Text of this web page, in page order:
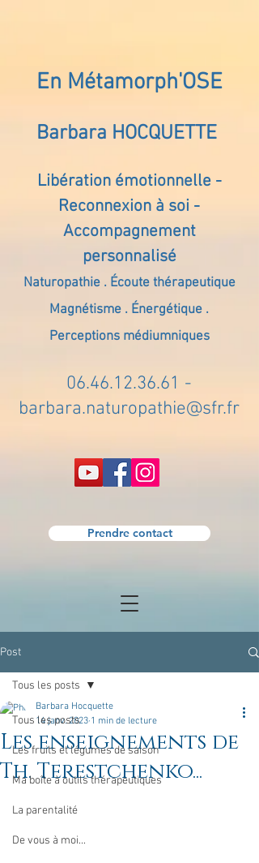
En Métamorph'OSE
Barbara HOCQUETTE
Libération émotionnelle -
Reconnexion à soi -
Accompagnement
personnalisé
Naturopathie . Écoute thérapeutique
Magnétisme . Énergétique .
Perceptions médiumniques
06.46.12.36.61 -
barbara.naturopathie@sfr.fr
Prendre contact
Post
Tous les posts
Les fruits et légumes de saison
Ma boîte à outils thérapeutiques
La parentalité
De vous à moi...
Tous les posts
Les enseignements de
Th. Terestchenko...
Barbara Hocquette
14 janv. 2023 1 min de lecture